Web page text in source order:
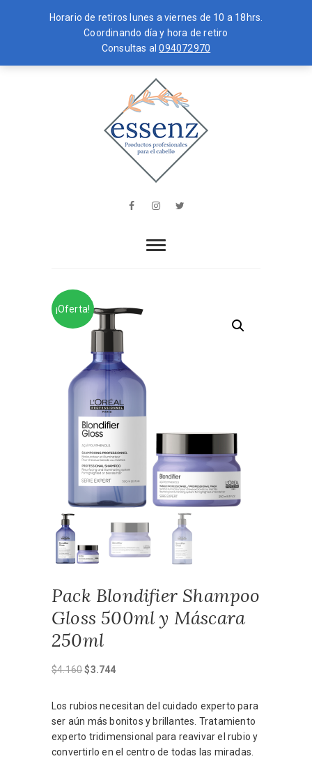
Horario de retiros lunes a viernes de 10 a 18hrs.
Coordinando día y hora de retiro
Consultas al094072970
to
essenz
EL CABELLO
FacebookInstagram
¡Oferta!
Pack Blondifier Shampoo
Gloss 500ml y Máscara
250ml
$4.160El
original
era:
$4.160.
$3.744El
actual
es:
$3.744.
Los rubios necesitan del cuidado experto para
ser aún más bonitos y brillantes. Tratamiento
experto tridimensional para reavivar el rubio y
convertirlo en el centro de todas las miradas.